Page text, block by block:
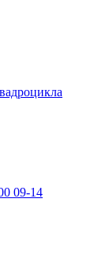
09-14